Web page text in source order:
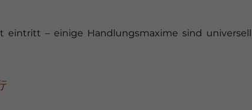
– einige Handlungsmaxime sind universell